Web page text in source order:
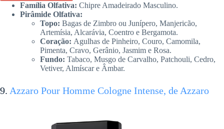
Família Olfativa: Chipre Amadeirado Masculino.
Pirâmide Olfativa:
Topo: Bagas de Zimbro ou Junípero, Manjericão,
Artemísia, Alcarávia, Coentro e Bergamota.
Coração: Agulhas de Pinheiro, Couro, Camomila,
Pimenta, Cravo, Gerânio, Jasmim e Rosa.
Fundo: Tabaco, Musgo de Carvalho, Patchouli, Cedro,
Vetiver, Almíscar e Âmbar.
9. Azzaro Pour Homme Cologne Intense, de Azzaro